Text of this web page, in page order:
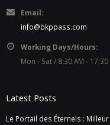
Email:
info@bkppass.com
Working Days/Hours:
Mon - Sat / 8:30 AM - 17:30
Latest Posts
Le Portail des Éternels :